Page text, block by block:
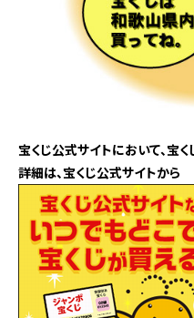
宝くじ公式サイトにおいて、宝く
詳細は、宝くじ公式サイトから